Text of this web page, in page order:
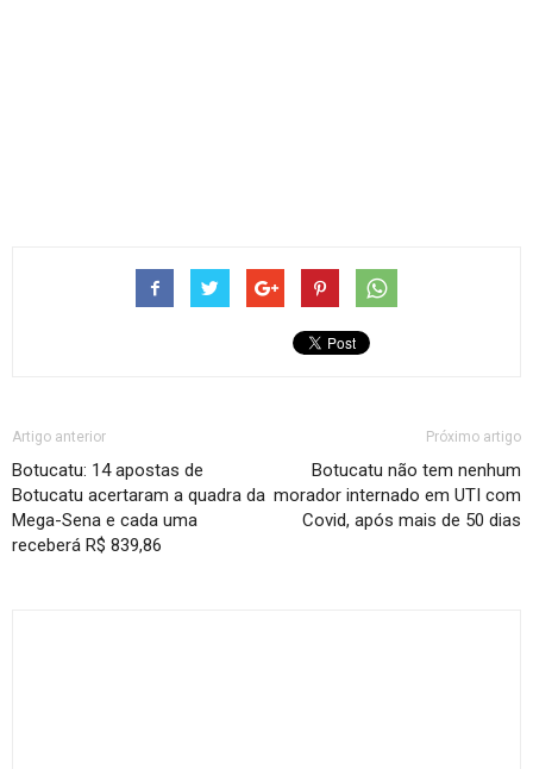
Artigo anterior
Botucatu: 14 apostas de
Botucatu acertaram a quadra da
Mega-Sena e cada uma
receberá R$ 839,86
Próximo artigo
Botucatu não tem nenhum
morador internado em UTI com
Covid, após mais de 50 dias